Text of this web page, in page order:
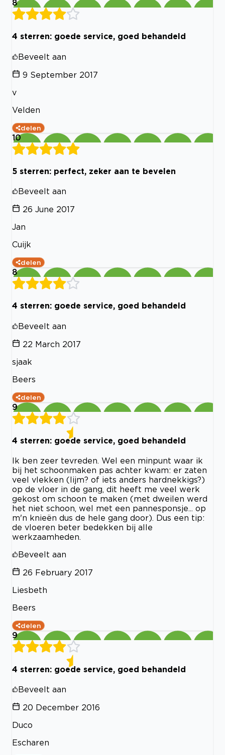
8
4 sterren: goede service, goed behandeld
Beveelt aan
9 September 2017
v
Velden
delen
10
5 sterren: perfect, zeker aan te bevelen
Beveelt aan
26 June 2017
Jan
Cuijk
delen
8
4 sterren: goede service, goed behandeld
Beveelt aan
22 March 2017
sjaak
Beers
delen
9
4 sterren: goede service, goed behandeld
Ik ben zeer tevreden. Wel een minpunt waar ik
bij het schoonmaken pas achter kwam: er zaten
veel vlekken (lijm? of iets anders hardnekkigs?)
op de vloer in de gang, dit heeft me veel werk
gekost om schoon te maken (met dweilen werd
het niet schoon, wel met een pannesponsje... op
m'n knieën dus de hele gang door). Dus een tip:
de vloeren beter bedekken bij alle
werkzaamheden.
Beveelt aan
26 February 2017
Liesbeth
Beers
delen
9
4 sterren: goede service, goed behandeld
Beveelt aan
20 December 2016
Duco
Escharen